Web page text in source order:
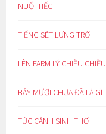
NUỐI TIẾC
TIẾNG SÉT LƯNG TRỜI
LÊN FARM LÝ CHIỀU CHIỀU
BẢY MƯƠI CHƯA ĐÃ LÀ GÌ
TỨC CẢNH SINH THƠ